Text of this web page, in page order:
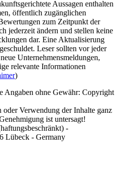
Aussagen enthalten
öffentlich zugänglichen
zum Zeitpunkt der
jederzeit ändern und stellen keine
dar. Eine Aktualisierung
Leser sollten vor jeder
Unternehmensmeldungen,
relevante Informationen
)
Angaben ohne Gewähr: Copyright
Verwendung der Inhalte ganz
ist untersagt!
-
Lübeck - Germany